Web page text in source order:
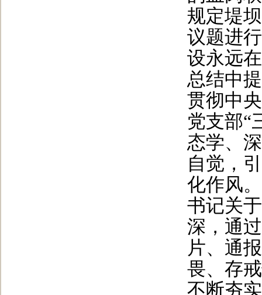
规定堤
议题进
设永远
总结中
贯彻中
党支部“
态学、
自觉，
化作风
书记关
深，通
片、通
畏、存
不断夯